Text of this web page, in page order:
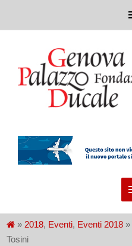
» 2018, Eventi, Eventi 2018
Tosini